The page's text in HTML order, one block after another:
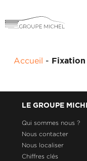
DACIA
LIGIER
MICROCAR
LIGIER
GROUPE
ACADÉMIE
HISTORIQUE
DU
Accueil -
LE GROUPE
Qui sommes nous ?
Nous contacter
Nous localiser
Chiffres clés